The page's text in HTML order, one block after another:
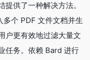
供了一种解决方法。
个 PDF 文件文档并生
户更有效地过滤大量文
任务。依赖 Bard 进行